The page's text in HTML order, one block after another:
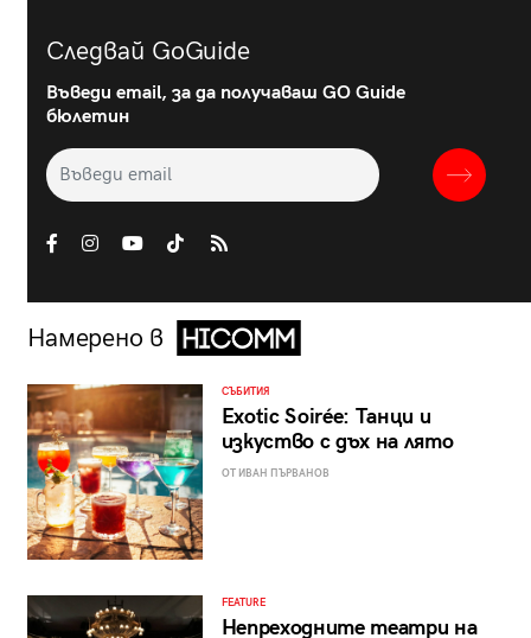
Следвай GoGuide
Въведи email, за да получаваш GO Guide
бюлетин
Намерено в
СЪБИТИЯ
Exotic Soirée: Танци и
изкуство с дъх на лято
ОТ ИВАН ПЪРВАНОВ
FEATURE
Непреходните театри на